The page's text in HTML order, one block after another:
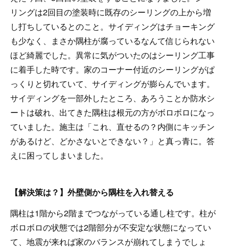
リングは2回目の塗装時に既存のシーリングの上から増
し打ちしているとのこと。サイディングはチョーキング
も少なく、まさか隅柱が腐っているなんて信じられない
ほど綺麗でした。異常に気がついたのはシーリング工事
に着手した時です。家のコーナー付近のシーリングがぱ
っくりと切れていて、サイディングが膨らんでいます。
サイディングを一部外したところ、あろうことか防水シ
ートは破れ、出てきた隅柱は根元の方がボロボロになっ
ていました。施主は「これ、直せるの？内側にキッチン
があるけど、どかさないとできない？」と真っ青に。答
えに困ってしまいました。
【解決策は？】外壁側から隅柱を入れ替える
隅柱は1階から2階までつながっている通し柱です。柱が
ボロボロの状態では2階部分が不安定な状態になってい
て、地震が来れば家のバランスが崩れてしまうでしょ